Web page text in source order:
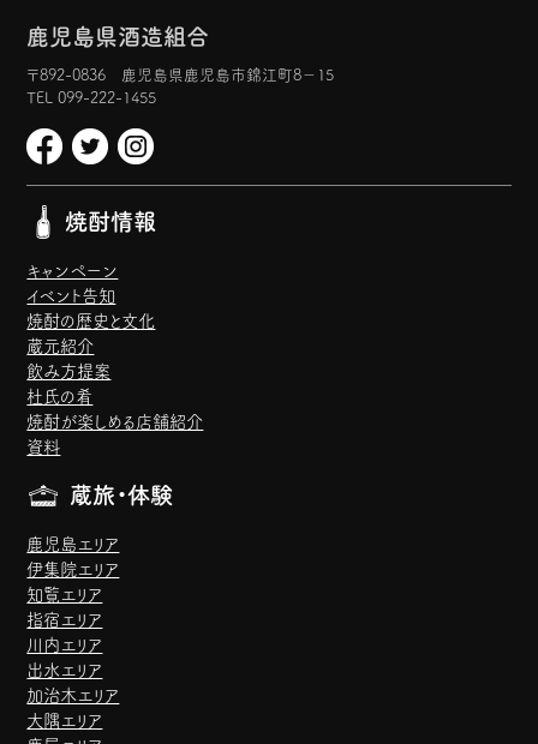
鹿児島県酒造組合
〒892-0836 鹿児島県鹿児島市錦江町8−15
TEL 099-222-1455
焼酎情報
キャンペーン
イベント告知
焼酎の歴史と文化
蔵元紹介
飲み方提案
杜氏の肴
焼酎が楽しめる店舗紹介
資料
蔵旅・体験
鹿児島エリア
伊集院エリア
知覧エリア
指宿エリア
川内エリア
出水エリア
加治木エリア
大隅エリア